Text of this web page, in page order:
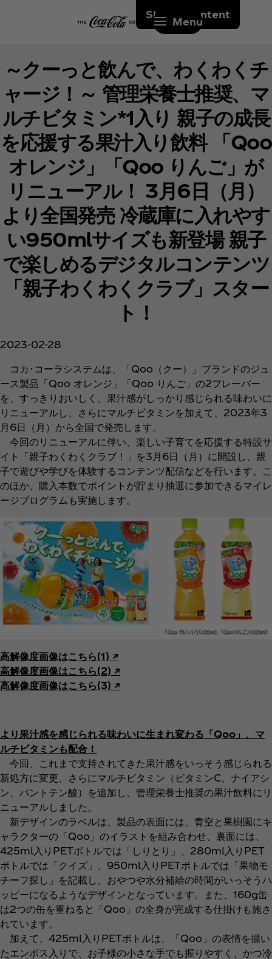
Skip to content
Menu
～クーっと飲んで、わくわくチ
ャージ！～ 管理栄養士推奨、マ
ルチビタミン*1入り 親子の成長
を応援する果汁入り飲料 「Qoo
オレンジ」「Qoo りんご」が
リニューアル！ 3月6日（月）
より全国発売 冷蔵庫に入れやす
い950mlサイズも新登場 親子
で楽しめるデジタルコンテンツ
「親子わくわくクラブ」スター
ト！
2023-02-28
コカ･コーラシステムは、「Qoo（クー）」ブランドのジュ
ース製品「Qoo オレンジ」「Qoo りんご」の2フレーバー
を、すっきりおいしく、果汁感がしっかり感じられる味わいに
リニューアルし、さらにマルチビタミンを加えて、2023年3
月6日（月）から全国で発売します。
今回のリニューアルに伴い、楽しい子育てを応援する特設サ
イト「親子わくわくクラブ！」を3月6日（月）に開設し、親
子で遊びや学びを体験するコンテンツ配信などを行います。こ
のほか、購入本数でポイントが貯まり抽選に参加できるマイレ
ージプログラムも実施します。
高解像度画像はこちら(1) ↗︎
高解像度画像はこちら(2) ↗︎
高解像度画像はこちら(3) ↗︎
より果汁感を感じられる味わいに生まれ変わる「Qoo」、マ
ルチビタミンも配合！
今回、これまで支持されてきた果汁感をいっそう感じられる
新処方に変更、さらにマルチビタミン（ビタミンC、ナイアシ
ン、パントテン酸）を追加し、管理栄養士推奨の果汁飲料にリ
ニューアルしました。
新デザインのラベルは、製品の表面には、青空と果樹園にキ
ャラクターの「Qoo」のイラストを組み合わせ、裏面には、
425ml入りPETボトルでは「しりとり」、280ml入りPET
ボトルでは「クイズ」、950ml入りPETボトルでは「果物モ
チーフ探し」を記載し、おやつや水分補給の時間がいっそうハ
ッピーになるようなデザインとなっています。また、160g缶
は2つの缶を重ねると「Qoo」の全身が完成する仕掛けも施さ
れています。
加えて、425ml入りPETボトルは、「Qoo」の表情を描い
たエンボス入りで、お子様の小さな手でも握りやすく、かつ冷